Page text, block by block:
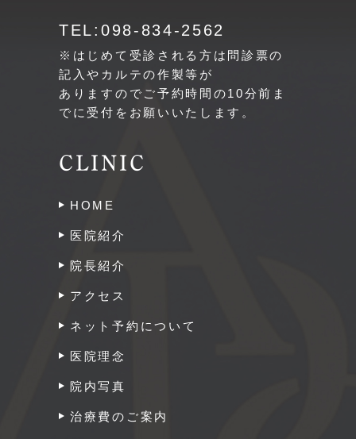
TEL:098-834-2562
※はじめて受診される方は問診票の
記入やカルテの作製等が
ありますのでご予約時間の10分前ま
でに受付をお願いいたします。
CLINIC
HOME
医院紹介
院長紹介
アクセス
ネット予約について
医院理念
院内写真
治療費のご案内